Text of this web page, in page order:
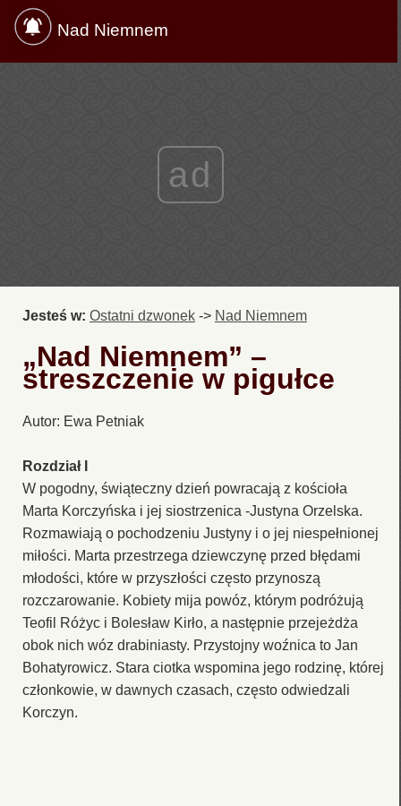
Nad Niemnem
ad
Jesteś w: Ostatni dzwonek -> Nad Niemnem
„Nad Niemnem” –
streszczenie w pigułce
Autor: Ewa Petniak
Rozdział I
W pogodny, świąteczny dzień powracają z kościoła
Marta Korczyńska i jej siostrzenica -Justyna Orzelska.
Rozmawiają o pochodzeniu Justyny i o jej niespełnionej
miłości. Marta przestrzega dziewczynę przed błędami
młodości, które w przyszłości często przynoszą
rozczarowanie. Kobiety mija powóz, którym podróżują
Teofil Różyc i Bolesław Kirło, a następnie przejeżdża
obok nich wóz drabiniasty. Przystojny woźnica to Jan
Bohatyrowicz. Stara ciotka wspomina jego rodzinę, której
członkowie, w dawnych czasach, często odwiedzali
Korczyn.